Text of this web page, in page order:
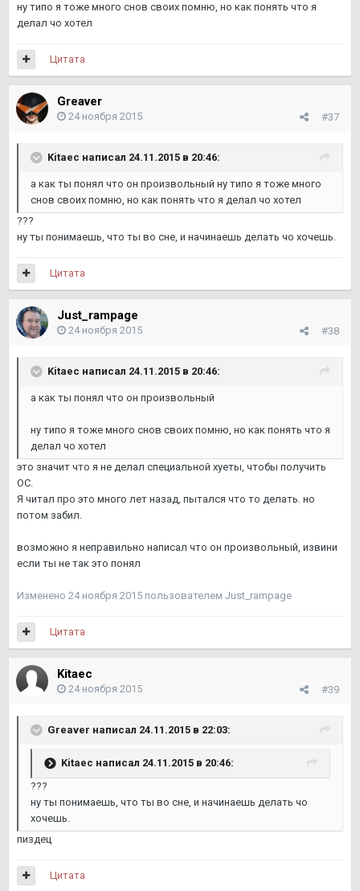
ну типо я тоже много снов своих помню, но как понять что я
делал чо хотел
Цитата
Greaver
#37
24 ноября 2015
Kitaec написал 24.11.2015 в 20:46:
а как ты понял что он произвольный ну типо я тоже много
снов своих помню, но как понять что я делал чо хотел
???
ну ты понимаешь, что ты во сне, и начинаешь делать чо хочешь.
Цитата
Just_rampage
#38
24 ноября 2015
Kitaec написал 24.11.2015 в 20:46:
а как ты понял что он произвольный
ну типо я тоже много снов своих помню, но как понять что я
делал чо хотел
это значит что я не делал специальной хуеты, чтобы получить
ОС.
Я читал про это много лет назад, пытался что то делать. но
потом забил.
возможно я неправильно написал что он произвольный, извини
если ты не так это понял
Изменено 24 ноября 2015 пользователем Just_rampage
Цитата
Kitaec
#39
24 ноября 2015
Greaver написал 24.11.2015 в 22:03:
Kitaec написал 24.11.2015 в 20:46:
???
ну ты понимаешь, что ты во сне, и начинаешь делать чо
хочешь.
пиздец
Цитата